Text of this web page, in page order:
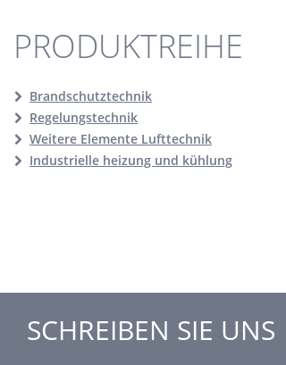
PRODUKTREIHE
Brandschutztechnik
Regelungstechnik
Weitere Elemente Lufttechnik
Industrielle heizung und kühlung
SCHREIBEN SIE UNS